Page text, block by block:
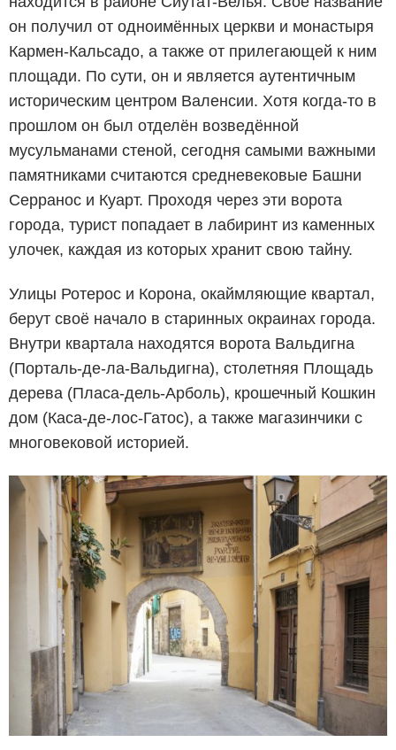
он получил от одноимённых церкви и монастыря
Кармен-Кальсадо, а также от прилегающей к ним
площади. По сути, он и является аутентичным
историческим центром Валенсии. Хотя когда-то в
прошлом он был отделён возведённой
мусульманами стеной, сегодня самыми важными
памятниками считаются средневековые Башни
Серранос и Куарт. Проходя через эти ворота
города, турист попадает в лабиринт из каменных
улочек, каждая из которых хранит свою тайну.
Улицы Ротерос и Корона, окаймляющие квартал,
берут своё начало в старинных окраинах города.
Внутри квартала находятся ворота Вальдигна
(Порталь-де-ла-Вальдигна), столетняя Площадь
дерева (Пласа-дель-Арболь), крошечный Кошкин
дом (Каса-де-лос-Гатос), а также магазинчики с
многовековой историей.